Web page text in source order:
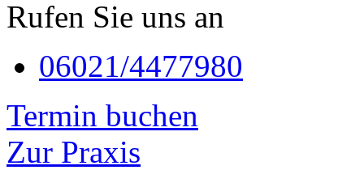
Rufen Sie uns an
06021/4477980
Termin buchen
Zur Praxis